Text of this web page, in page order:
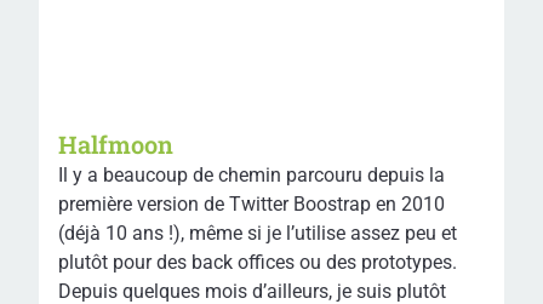
Halfmoon
Il y a beaucoup de chemin parcouru depuis la
première version de Twitter Boostrap en 2010
(déjà 10 ans !), même si je l’utilise assez peu et
plutôt pour des back offices ou des prototypes.
Depuis quelques mois d’ailleurs, je suis plutôt